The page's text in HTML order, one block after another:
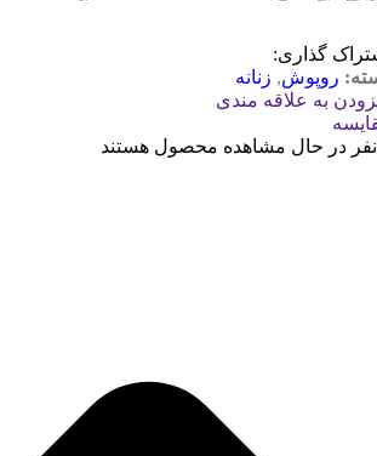
گذاری:
روپوش, زنانه
به علاقه مندی
نفر در حال مشاهده محصول هستند